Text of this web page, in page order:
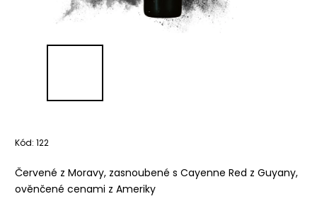
Kód: 122
Červené z Moravy, zasnoubené s Cayenne Red z Guyany,
ověnčené cenami z Ameriky